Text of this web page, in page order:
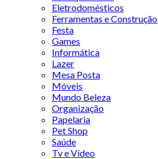
Eletrodomésticos
Ferramentas e Construção
Festa
Games
Informática
Lazer
Mesa Posta
Móveis
Mundo Beleza
Organização
Papelaria
Pet Shop
Saúde
Tv e Vídeo